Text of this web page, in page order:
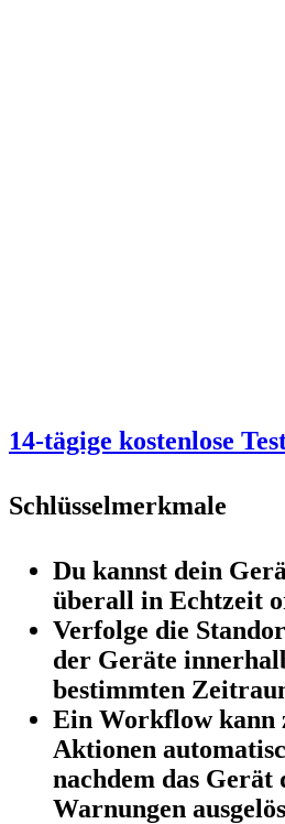
14-tägige kostenlose
Schlüsselmerkmale
Du kannst dein
überall in Echtzeit
Verfolge die
der Geräte
bestimmten
Ein Workflow kann
Aktionen
nachdem das Gerät
Warnungen